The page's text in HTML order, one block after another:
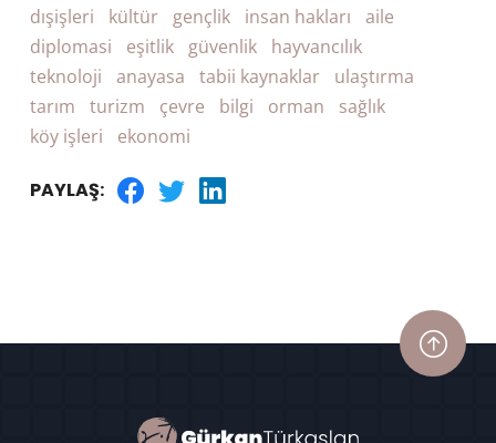
dışişleri
kültür gençlik insan hakları
aile
diplomasi
eşitlik güvenlik
hayvancılık
teknoloji
anayasa tabii kaynaklar
ulaştırma
tarım
turizm çevre bilgi orman
sağlık
köy işleri
ekonomi
PAYLAŞ: